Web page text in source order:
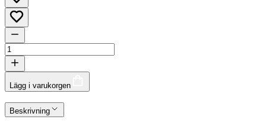
Lägg i varukorgen
Beskrivning